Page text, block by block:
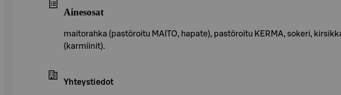
Ainesosat
maitorahka (pastöroitu MAITO, hapate), pastöroitu KERMA, sokeri,
(karmiinit).
Yhteystiedot